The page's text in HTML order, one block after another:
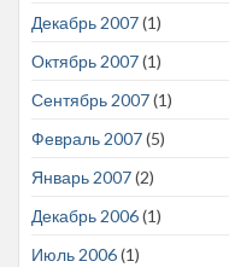
Декабрь 2007(1)
Октябрь 2007(1)
Сентябрь 2007(1)
Февраль 2007(5)
Январь 2007(2)
Декабрь 2006(1)
Июль 2006(1)